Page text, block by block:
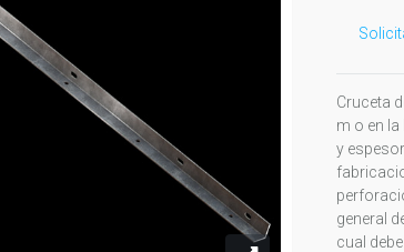
Cruceta
m o en
y
general
cual